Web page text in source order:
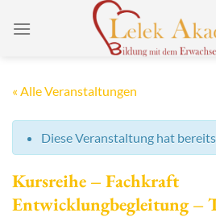
Inhalt
« Alle Veranstaltungen
Diese Veranstaltung hat
Kursreihe – Fachkraft
Entwicklungbegleitung –